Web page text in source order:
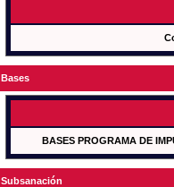
Bases
BASES PROGRAMA DE
Subsanación